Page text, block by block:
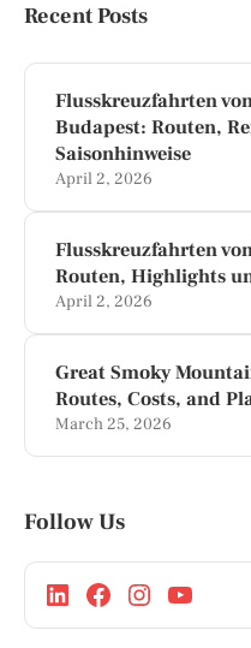
Recent Posts
Flusskreuzfahrten
Budapest: Routen,
Saisonhinweise
April 2, 2026
Flusskreuzfahrten
Routen, Highlights
April 2, 2026
Great Smoky
Routes, Costs, and
March 25, 2026
Follow Us